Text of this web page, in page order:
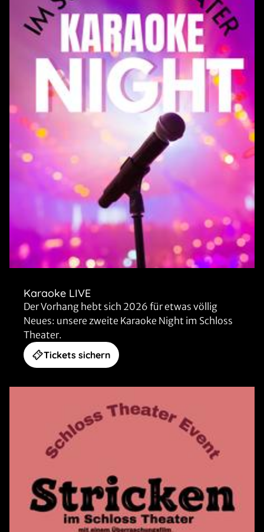
Karaoke LIVE
Der Vorhang hebt sich 2026 für etwas völlig
Neues: unsere zweite Karaoke Night im Schloss
Theater.
Tickets sichern